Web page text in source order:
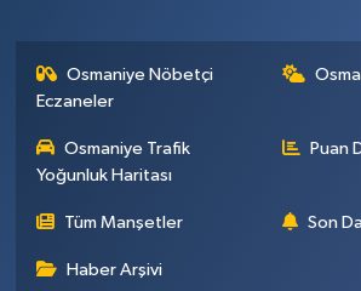
Osmaniye Nöbetçi
Eczaneler
Osmaniye Trafik
Yoğunluk Haritası
Puan
Tüm Manşetler Son
Haber Arşivi